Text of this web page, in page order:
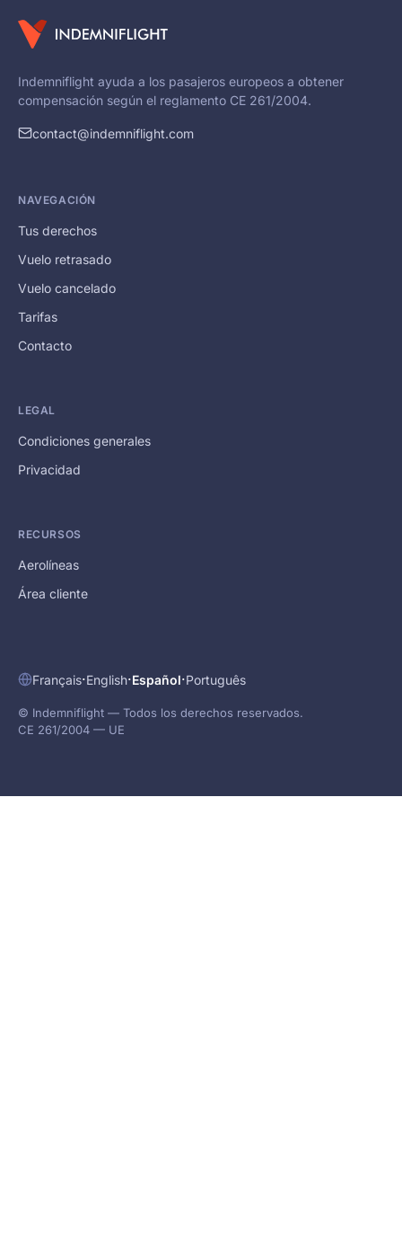
Indemniflight ayuda a los pasajeros europeos a obtener
compensación según el reglamento CE 261/2004.
contact@indemniflight.com
NAVEGACIÓN
Tus derechos
Vuelo retrasado
Vuelo cancelado
Tarifas
Contacto
LEGAL
Condiciones generales
Privacidad
RECURSOS
Aerolíneas
Área cliente
Français·English·Español·Português
© Indemniflight — Todos los derechos reservados.
CE 261/2004 — UE